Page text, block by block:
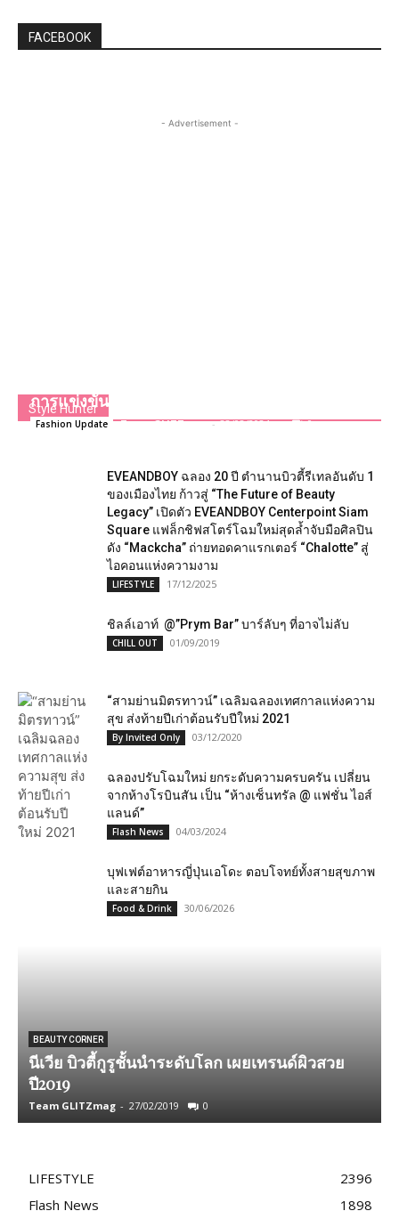
FACEBOOK
- Advertisement -
Style Hunter
การแข่งขันโมโตจีพี (MotoGP™)
Fashion Update Team GLITZmag - 22/08/2024 0
EVEANDBOY ฉลอง 20 ปี ตำนานบิวตี้รีเทลอันดับ 1
ของเมืองไทย ก้าวสู่ “The Future of Beauty
Legacy” เปิดตัว EVEANDBOY Centerpoint Siam
Square แฟล็กชิฟสโตร์โฉมใหม่สุดล้ำจับมือศิลปิน
ดัง “Mackcha” ถ่ายทอดคาแรกเตอร์ “Chalotte” สู่
ไอคอนแห่งความงาม
LIFESTYLE 17/12/2025
ชิลล์เอาท์ @”Prym Bar” บาร์ลับๆ ที่อาจไม่ลับ
CHILL OUT 01/09/2019
“สามย่านมิตรทาวน์” เฉลิมฉลองเทศกาลแห่งความ
สุข ส่งท้ายปีเก่าต้อนรับปีใหม่ 2021
By Invited Only 03/12/2020
ฉลองปรับโฉมใหม่ ยกระดับความครบครัน เปลี่ยน
จากห้างโรบินสัน เป็น “ห้างเซ็นทรัล @ แฟชั่น ไอส์
แลนด์”
Flash News 04/03/2024
บุฟเฟต์อาหารญี่ปุ่นเอโดะ ตอบโจทย์ทั้งสายสุขภาพ
และสายกิน
Food & Drink 30/06/2026
BEAUTY CORNER
นีเวีย บิวตี้กูรูชั้นนำระดับโลก เผยเทรนด์ผิวสวย
ปี2019
Team GLITZmag - 27/02/2019 0
LIFESTYLE
2396
Flash News
1898